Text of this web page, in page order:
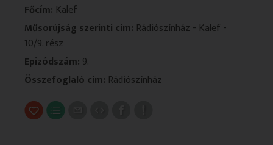
Főcím: Kalef
Műsorújság szerinti cím: Rádiószínház - Kalef -
10/9. rész
Epizódszám: 9.
Összefoglaló cím: Rádiószínház